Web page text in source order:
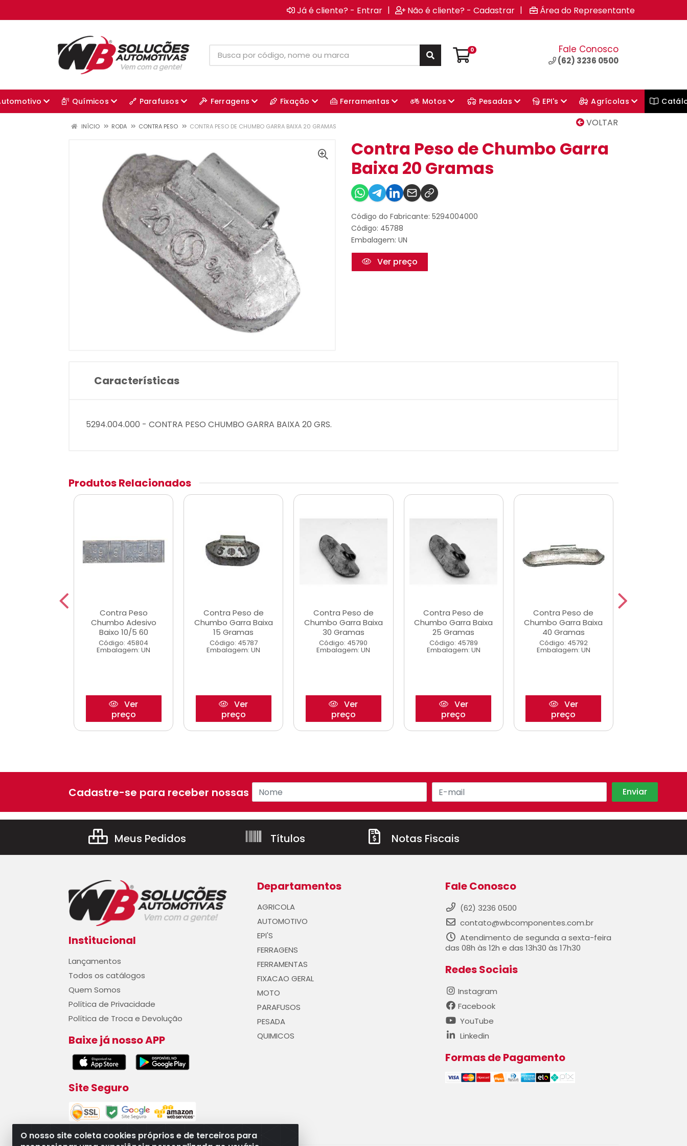
Já é cliente? - Entrar | Não é cliente? - Cadastrar | Área do Representante
0 Fale Conosco
(62) 3236 0500
Químicos Parafusos Ferragens Fixação Ferramentas Motos Pesadas EPI's Agrícolas
VOLTAR
INÍCIO RODA CONTRA PESO CONTRA PESO DE CHUMBO GARRA BAIXA 20 GRAMAS
Contra Peso de Chumbo Garra
Baixa 20 Gramas
Código do Fabricante: 5294004000
Código: 45788
Embalagem: UN
Ver preço
Características
5294.004.000 - CONTRA PESO CHUMBO GARRA BAIXA 20 GRS.
Produtos Relacionados
Contra Peso
Chumbo Adesivo
Baixo 10/5 60
Código: 45804
Embalagem: UN
Ver
preço
Contra Peso de
Chumbo Garra Baixa
15 Gramas
Código: 45787
Embalagem: UN
Ver
preço
Contra Peso de
Chumbo Garra Baixa
30 Gramas
Código: 45790
Embalagem: UN
Ver
preço
Contra Peso de
Chumbo Garra Baixa
25 Gramas
Código: 45789
Embalagem: UN
Ver
preço
Contra Peso de
Chumbo Garra Baixa
40 Gramas
Código: 45792
Embalagem: UN
Ver
preço
O nosso site coleta cookies próprios e de terceiros para
Cadastre-se para receber nossas ofertas!
Meus Pedidos Títulos Notas Fiscais
Institucional
Lançamentos
Todos os catálogos
Quem Somos
Política de Privacidade
Política de Troca e Devolução
Baixe já nosso APP
Site Seguro
Departamentos
AGRICOLA
AUTOMOTIVO
EPI'S
FERRAGENS
FERRAMENTAS
FIXACAO GERAL
MOTO
PARAFUSOS
PESADA
QUIMICOS
Fale Conosco
(62) 3236 0500
contato@wbcomponentes.com.br
Atendimento de segunda a sexta-feira
das 08h às 12h e das 13h30 às 17h30
Redes Sociais
Instagram
Facebook
YouTube
Linkedin
Formas de Pagamento